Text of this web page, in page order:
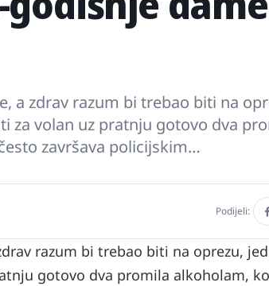
a zdrav razum bi trebao biti na
za volan uz pratnju gotovo dva
završava policijskim…
Podijeli:
razum bi trebao biti na oprezu,
gotovo dva promila alkoholam,